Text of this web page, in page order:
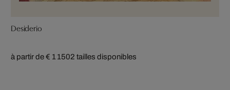
Desiderio
à partir de € 1 1502 tailles disponibles